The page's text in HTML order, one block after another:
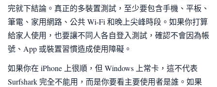
完就下結論。真正的多裝置測試，至少要包含手機、平板、
筆電、家用網路、公共 Wi-Fi 和晚上尖峰時段。如果你打算
給家人使用，也要讓不同人各自登入測試，確認不會因為帳
號、App 或裝置習慣造成使用障礙。
如果你在 iPhone 上很順，但 Windows 上常卡，這不代表
Surfshark 完全不能用，而是你要看主要使用者是誰。如果